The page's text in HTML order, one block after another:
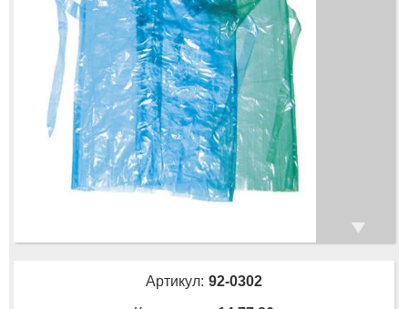
Артикул: 92-0302